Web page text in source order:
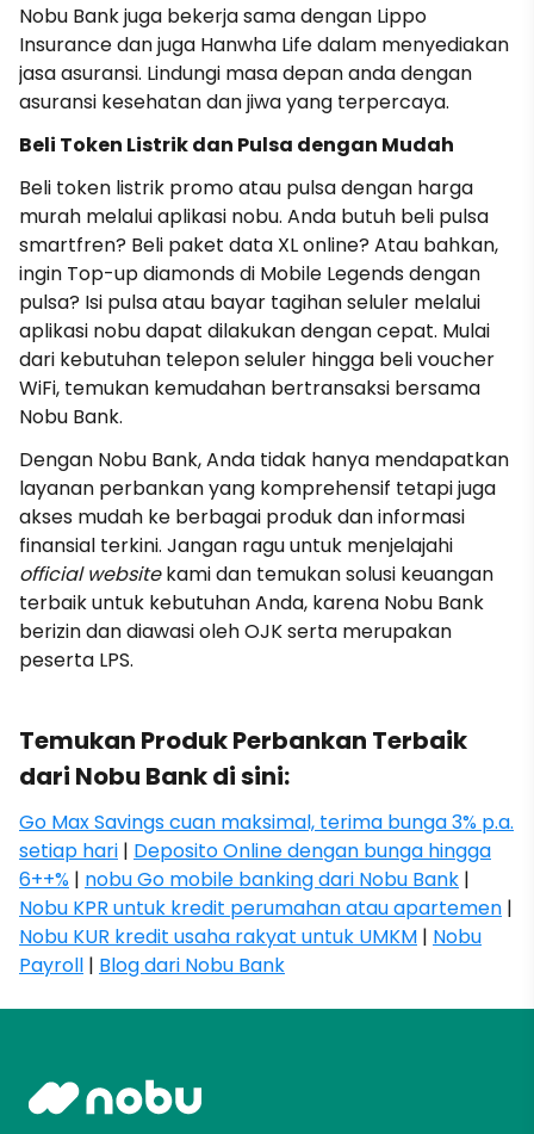
Nobu Bank juga bekerja sama dengan Lippo
Insurance dan juga Hanwha Life dalam menyediakan
jasa asuransi. Lindungi masa depan anda dengan
asuransi kesehatan dan jiwa yang terpercaya.
Beli Token Listrik dan Pulsa dengan Mudah
Beli token listrik promo atau pulsa dengan harga
murah melalui aplikasi nobu. Anda butuh beli pulsa
smartfren? Beli paket data XL online? Atau bahkan,
ingin Top-up diamonds di Mobile Legends dengan
pulsa? Isi pulsa atau bayar tagihan seluler melalui
aplikasi nobu dapat dilakukan dengan cepat. Mulai
dari kebutuhan telepon seluler hingga beli voucher
WiFi, temukan kemudahan bertransaksi bersama
Nobu Bank.
Dengan Nobu Bank, Anda tidak hanya mendapatkan
layanan perbankan yang komprehensif tetapi juga
akses mudah ke berbagai produk dan informasi
finansial terkini. Jangan ragu untuk menjelajahi
official websitekami dan temukan solusi keuangan
terbaik untuk kebutuhan Anda, karena Nobu Bank
berizin dan diawasi oleh OJK serta merupakan
peserta LPS.
Temukan Produk Perbankan Terbaik
dari Nobu Bank di sini:
Go Max Savings cuan maksimal, terima bunga 3% p.a.
setiap hari | Deposito Online dengan bunga hingga
6++% | nobu Go mobile banking dari Nobu Bank |
Nobu KPR untuk kredit perumahan atau apartemen |
Nobu KUR kredit usaha rakyat untuk UMKM | Nobu
Payroll | Blog dari Nobu Bank